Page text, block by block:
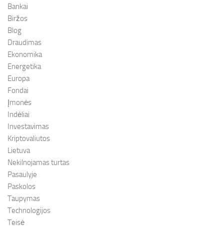
Bankai
Biržos
Blog
Draudimas
Ekonomika
Energetika
Europa
Fondai
Įmonės
Indėliai
Investavimas
Kriptovaliutos
Lietuva
Nekilnojamas turtas
Pasaulyje
Paskolos
Taupymas
Technologijos
Teisė